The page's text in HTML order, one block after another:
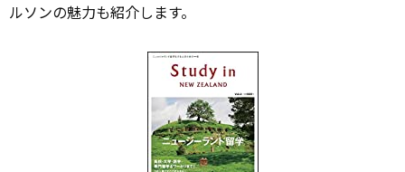
ルソンの魅力も紹介します。